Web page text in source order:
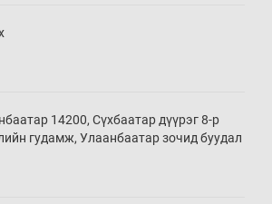
55 мин
цаг 25 мин
14200, Сүхбаатар дүүрэг 8-р
гудамж, Улаанбаатар зочид буудал